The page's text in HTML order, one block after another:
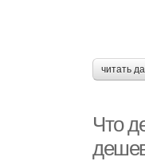
читать
Что